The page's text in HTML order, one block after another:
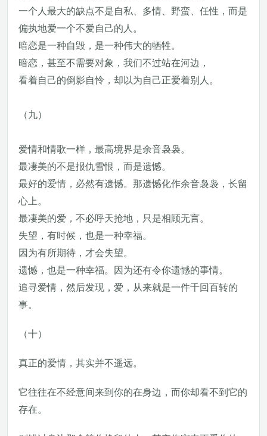
一个人最大的缺点不是自私、多情、野蛮、任性，而是
偏执地爱一个不爱自己的人。
暗恋是一种自毁，是一种伟大的牺牲。
暗恋，甚至不需要对象，我们不过站在河边，
看着自己的倒影自怜，却以为自己正爱着别人。
（九）
爱情和情歌一样，最高境界是余音袅袅。
最凄美的不是报仇雪恨，而是遗憾。
最好的爱情，必然有遗憾。那遗憾化作余音袅袅，长留
心上。
最凄美的爱，不必呼天抢地，只是相顾无言。
失望，有时候，也是一种幸福。
因为有所期待，才会失望。
遗憾，也是一种幸福。因为还有令你遗憾的事情。
追寻爱情，然后发现，爱，从来就是一件千回百转的
事。
（十）
真正的爱情，其实并不遥远。
它往往在不经意间来到你的在身边，而你却看不到它的
存在。